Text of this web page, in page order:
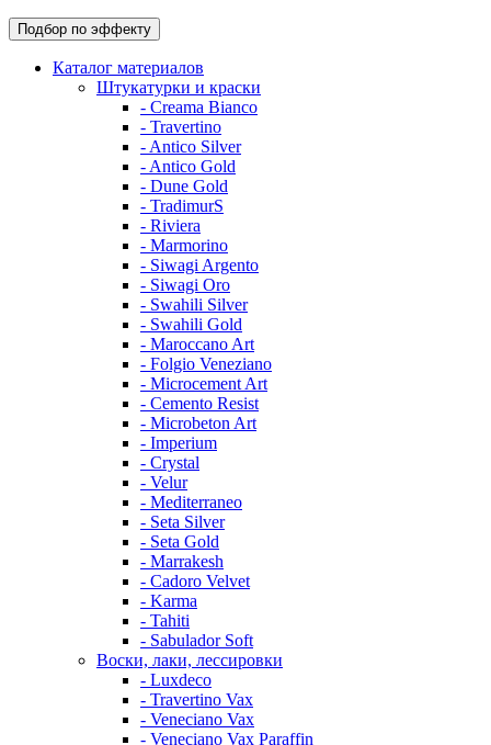
Подбор по эффекту
Каталог материалов
Штукатурки и краски
- Creama Bianco
- Travertino
- Antico Silver
- Antico Gold
- Dune Gold
- TradimurS
- Riviera
- Marmorino
- Siwagi Argento
- Siwagi Oro
- Swahili Silver
- Swahili Gold
- Maroccano Art
- Folgio Veneziano
- Microcement Art
- Cemento Resist
- Microbeton Art
- Imperium
- Crystal
- Velur
- Mediterraneo
- Seta Silver
- Seta Gold
- Marrakesh
- Cadoro Velvet
- Karma
- Tahiti
- Sabulador Soft
Воски, лаки, лессировки
- Luxdeco
- Travertino Vax
- Veneciano Vax
- Veneciano Vax Paraffin